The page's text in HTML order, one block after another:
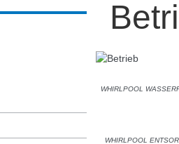
WHIRLPOOL
WHIRLPOOL